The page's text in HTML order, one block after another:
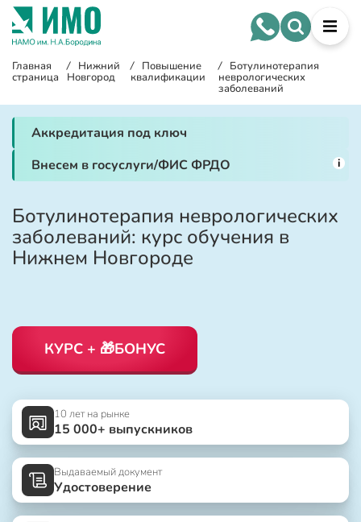
Главная
страница
/ Нижний
Новгород
/ Повышение
квалификации
/ Ботулинотерапия
неврологических
заболеваний
Аккредитация под ключ
Внесем в госуслуги/ФИС ФРДО
i
Ботулинотерапия неврологических
заболеваний: курс обучения в
Нижнем Новгороде
КУРС + 🎁БОНУС
10 лет на рынке
15 000+ выпускников
Выдаваемый документ
Удостоверение